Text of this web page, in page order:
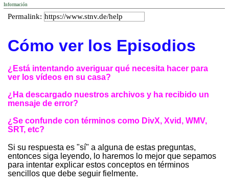
Información
Permalink:
Cómo ver los Episodios
¿Está intentando averiguar qué necesita hacer para
ver los vídeos en su casa?
¿Ha descargado nuestros archivos y ha recibido un
mensaje de error?
¿Se confunde con términos como DivX, Xvid, WMV,
SRT, etc?
Si su respuesta es "sí" a alguna de estas preguntas,
entonces siga leyendo, lo haremos lo mejor que sepamos
para intentar explicar estos conceptos en términos
sencillos que debe seguir fielmente.